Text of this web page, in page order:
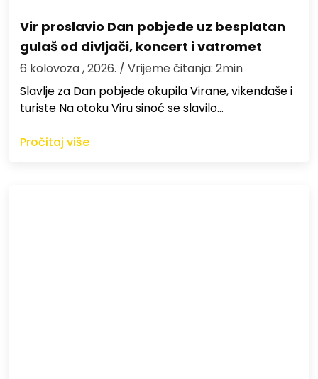
Vir proslavio Dan pobjede uz besplatan
gulaš od divljači, koncert i vatromet
6 kolovoza , 2026. / Vrijeme čitanja: 2min
Slavlje za Dan pobjede okupila Virane, vikendaše i
turiste Na otoku Viru sinoć se slavilo…
Pročitaj više